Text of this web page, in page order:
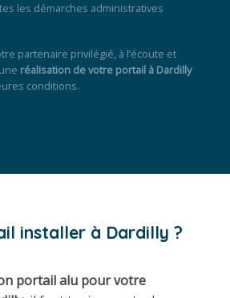
les démarches administratives
partenaire privilégié, à l’écoute et
réalisation de votre portail à Dardilly
conditions.
installer à Dardilly ?
portail alu pour votre